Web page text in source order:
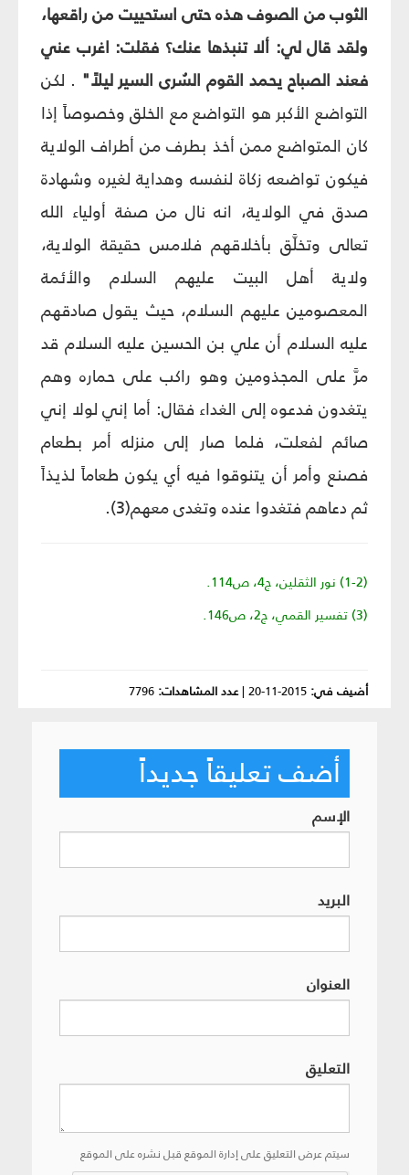
الثوب من الصوف هذه حتى استحييت من راقعها،
ولقد قال لي: ألا تنبذها عنك؟ فقلت: اغرب عني
فعند الصباح يحمد القوم السُرى السير ليلاً" . لكن
التواضع الأكبر هو التواضع مع الخلق وخصوصاً إذا
كان المتواضع ممن أخذ بطرف من أطراف الولاية
فيكون تواضعه زكاة لنفسه وهداية لغيره وشهادة
صدق في الولاية، انه نال من صفة أولياء الله
تعالى وتخلَّق بأخلاقهم فلامس حقيقة الولاية،
ولاية أهل البيت عليهم السلام والأئمة
المعصومين عليهم السلام، حيث يقول صادقهم
عليه السلام أن علي بن الحسين عليه السلام قد
مرَّ على المجذومين وهو راكب على حماره وهم
يتغدون فدعوه إلى الغداء فقال: أما إني لولا إني
صائم لفعلت، فلما صار إلى منزله أمر بطعام
فصنع وأمر أن يتنوقوا فيه أي يكون طعاماً لذيذاً
ثم دعاهم فتغدوا عنده وتغدى معهم(3).
(1-2) نور الثقلين، ج‏4، ص‏114.
(3) تفسير القمي، ج‏2، ص‏146.
أضيف في: 2015-11-20
|عدد المشاهدات: 7796
أضف تعليقاً جديداً
الإسم
البريد
العنوان
التعليق
سيتم عرض التعليق على إدارة الموقع قبل نشره على الموقع